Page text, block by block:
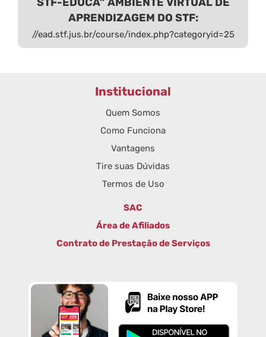
APRENDIZAGEM DO STF:
//ead.stf.jus.br/course/index.php?categoryid=25
Institucional
Quem Somos
Como Funciona
Vantagens
Tire suas Dúvidas
Termos de Uso
SAC
Área de Afiliados
Contrato de Prestação de Serviços